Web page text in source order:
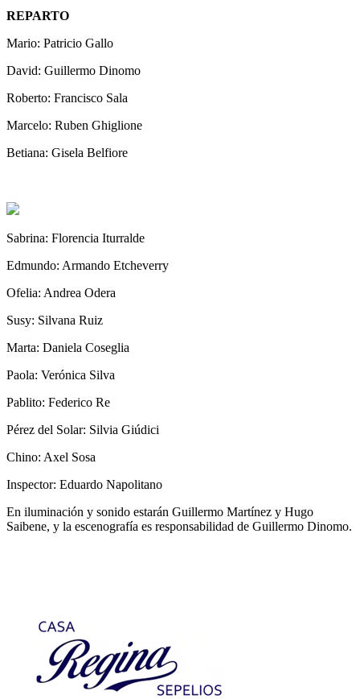
REPARTO
Mario: Patricio Gallo
David: Guillermo Dinomo
Roberto: Francisco Sala
Marcelo: Ruben Ghiglione
Betiana: Gisela Belfiore
Sabrina: Florencia Iturralde
Edmundo: Armando Etcheverry
Ofelia: Andrea Odera
Susy: Silvana Ruiz
Marta: Daniela Coseglia
Paola: Verónica Silva
Pablito: Federico Re
Pérez del Solar: Silvia Giúdici
Chino: Axel Sosa
Inspector: Eduardo Napolitano
En iluminación y sonido estarán Guillermo Martínez y Hugo
Saibene, y la escenografía es responsabilidad de Guillermo Dinomo.